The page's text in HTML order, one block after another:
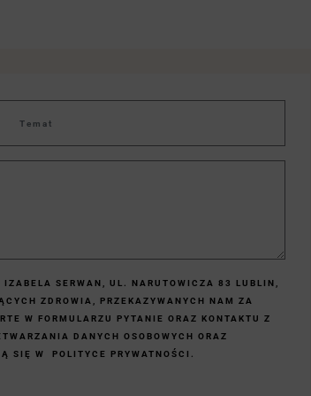
SERWAN, UL. NARUTOWICZA 83 LUBLIN,
ZDROWIA, PRZEKAZYWANYCH NAM ZA
W FORMULARZU PYTANIE ORAZ KONTAKTU Z
DANYCH OSOBOWYCH ORAZ
SIĘ W POLITYCE PRYWATNOŚCI.